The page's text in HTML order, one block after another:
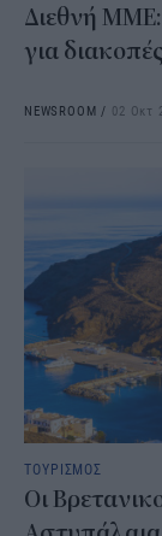
Διεθνή
για
NEWSROOM / 02 Οκτ
ΤΟΥΡΙΣΜΟΣ
Οι